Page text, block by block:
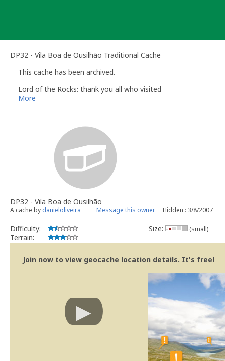
DP32 - Vila Boa de Ousilhão Traditional Cache
This cache has been archived.
Lord of the Rocks: thank you all who visited
More
DP32 - Vila Boa de Ousilhão
A cache by danieloliveira Message this owner Hidden : 3/8/2007
Difficulty:
Terrain:
Size: (small)
Join now to view geocache location details. It's free!